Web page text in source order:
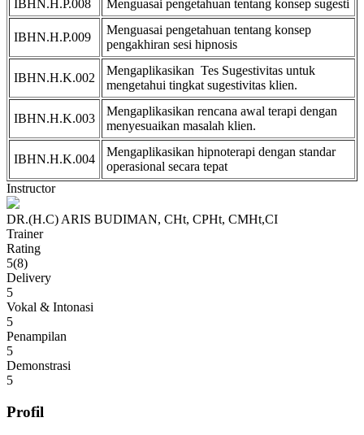
IBHN.H.P.008
Menguasai pengetahuan tentang konsep sugesti
IBHN.H.P.009
Menguasai pengetahuan tentang konsep
pengakhiran sesi hipnosis
IBHN.H.K.002
Mengaplikasikan Tes Sugestivitas untuk
mengetahui tingkat sugestivitas klien.
IBHN.H.K.003
Mengaplikasikan rencana awal terapi dengan
menyesuaikan masalah klien.
IBHN.H.K.004
Mengaplikasikan hipnoterapi dengan standar
operasional secara tepat
Instructor
DR.(H.C) ARIS BUDIMAN, CHt, CPHt, CMHt,CI
Trainer
Rating
5(8)
Delivery
5
Vokal & Intonasi
5
Penampilan
5
Demonstrasi
5
Profil